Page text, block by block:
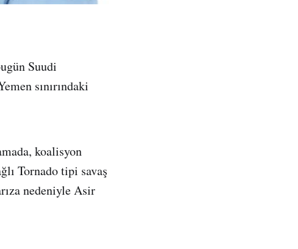
Suudi
sınırındaki
koalisyon
Tornado tipi savaş
nedeniyle Asir